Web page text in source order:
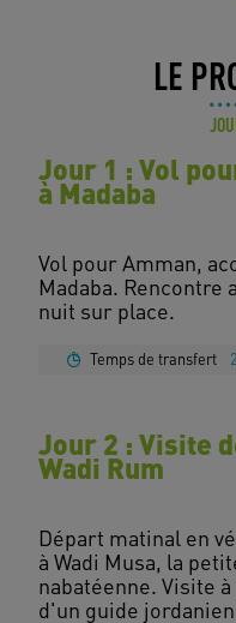
LE
Jour 1 : Vol
à Madaba
Vol pour Amman,
Madaba. Rencontre
Temps de transfert
Jour 2 : Visite
Wadi Rum
Départ matinal en
à Wadi Musa, la
nabatéenne. Visite
d'un guide